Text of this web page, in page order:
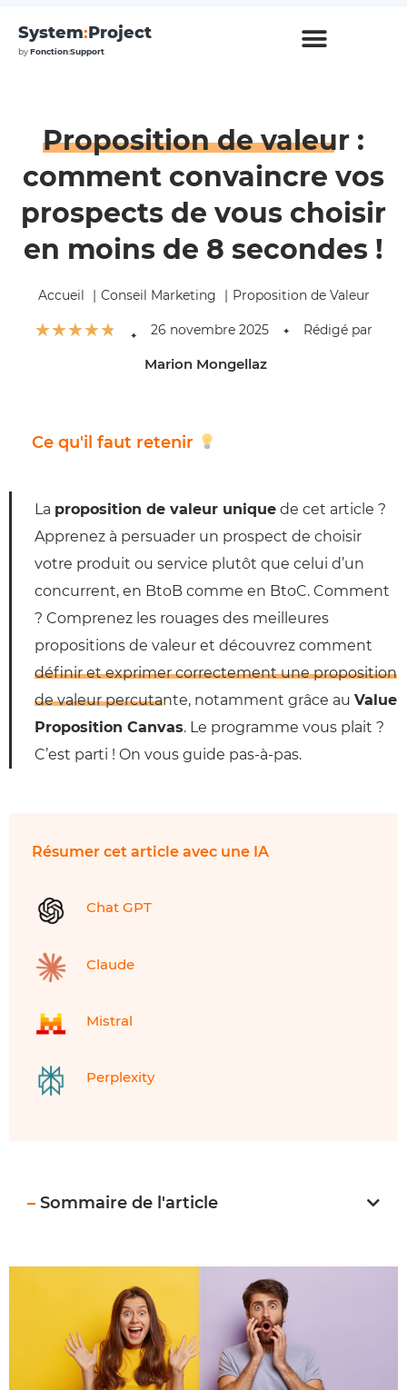
System:Project
byFonction:Support
Proposition de valeur :
comment convaincre vos
prospects de vous choisir
en moins de 8 secondes !
Accueil Conseil Marketing Proposition de Valeur
☆☆☆☆☆ ✦ 26 novembre 2025 ✦ Rédigé par
Marion Mongellaz
Ce qu'il faut retenir
La proposition de valeur unique de cet article ?
Apprenez à persuader un prospect de choisir
votre produit ou service plutôt que celui d’un
concurrent, en BtoB comme en BtoC. Comment
? Comprenez les rouages des meilleures
propositions de valeur et découvrez comment
définir et exprimer correctement une proposition
de valeur percutante, notamment grâce au Value
Proposition Canvas. Le programme vous plait ?
C’est parti ! On vous guide pas-à-pas.
Résumer cet article avec une IA
Chat GPT
Claude
Mistral
Perplexity
– Sommaire de l'article